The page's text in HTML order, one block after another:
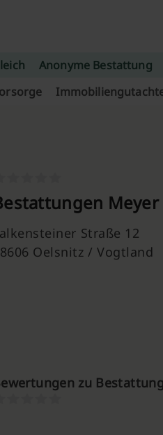
Anonyme Bestattung
Meyer
Straße 12
Oelsnitz / Vogtland
zu